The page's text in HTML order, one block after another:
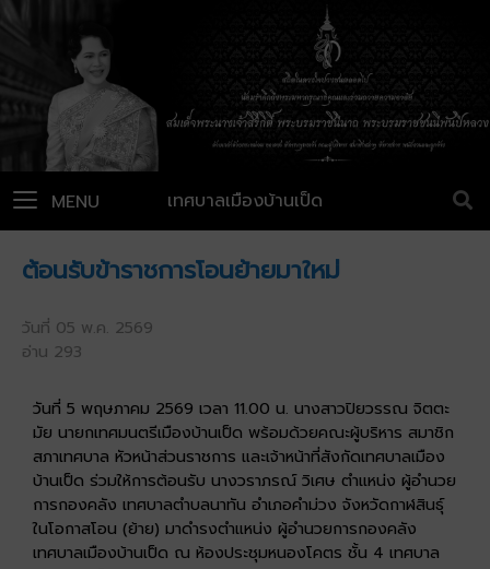
เทศบาลเมืองบ้านเป็ด
MENU
ต้อนรับข้าราชการโอนย้ายมาใหม่
วันที่ 05 พ.ค. 2569
อ่าน 293
วันที่ 5 พฤษภาคม 2569 เวลา 11.00 น. นางสาวปิยวรรณ จิตตะ
มัย นายกเทศมนตรีเมืองบ้านเป็ด พร้อมด้วยคณะผู้บริหาร สมาชิก
สภาเทศบาล หัวหน้าส่วนราชการ และเจ้าหน้าที่สังกัดเทศบาลเมือง
บ้านเป็ด ร่วมให้การต้อนรับ นางวราภรณ์ วิเศษ ตำแหน่ง ผู้อำนวย
การกองคลัง เทศบาลตำบลนาทัน อำเภอคำม่วง จังหวัดกาฬสินธุ์
ในโอกาสโอน (ย้าย) มาดำรงตำแหน่ง ผู้อำนวยการกองคลัง
เทศบาลเมืองบ้านเป็ด ณ ห้องประชุมหนองโคตร ชั้น 4 เทศบาล